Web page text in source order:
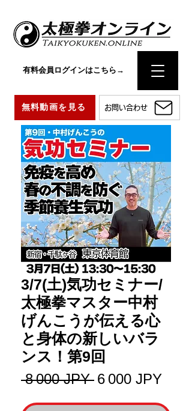
お問い合わせ
無料動画を見る
有料会員ログインはこちら→
3/7(土)気功セミナー/
太極拳マスター中村
げんこうが伝える心
と身体の新しいバラ
ンス！第9回
8 000 JPY Prix
6 000 JPYPrix